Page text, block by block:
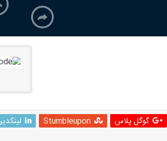
گوگل پلاس Stumbleupon